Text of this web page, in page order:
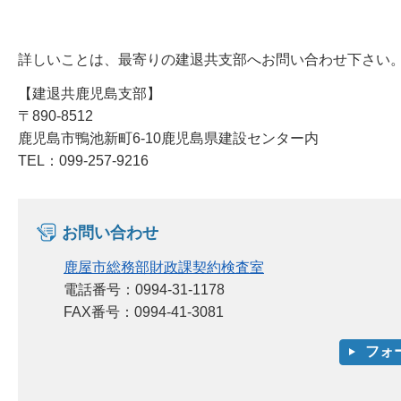
詳しいことは、最寄りの建退共支部へお問い合わせ下さい
【建退共鹿児島支部】
〒890-8512
鹿児島市鴨池新町6-10鹿児島県建設センター内
TEL：099-257-9216
お問い合わせ
鹿屋市総務部財政課契約検査室
電話番号：0994-31-1178
FAX番号：0994-41-3081